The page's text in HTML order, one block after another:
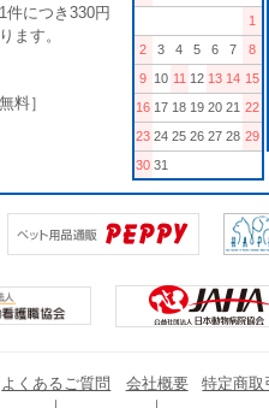
につき330円
ます。
料］
1
2
3 4 5 6 7
8
9 10 11 12 13 14 15
16 17 18 19 20 21 22
23 24 25 26 27 28 29
30 31
よくあるご質問 会社概要 特定商取